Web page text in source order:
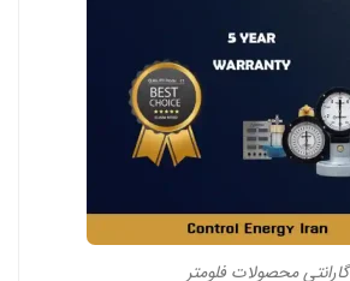
گارانتی محصولات فلومتر